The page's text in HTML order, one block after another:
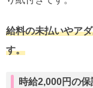
給料の未払いやア
す。
時給2,000円の保